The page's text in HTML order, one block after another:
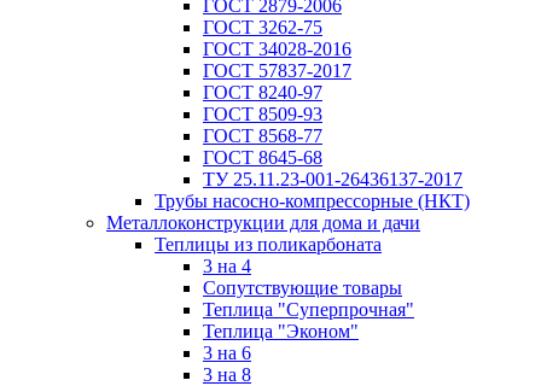
ГОСТ 2879-2006
ГОСТ 3262-75
ГОСТ 34028-2016
ГОСТ 57837-2017
ГОСТ 8240-97
ГОСТ 8509-93
ГОСТ 8568-77
ГОСТ 8645-68
ТУ 25.11.23-001-26436137-2017
Трубы насосно-компрессорные (НКТ)
Металлоконструкции для дома и дачи
Теплицы из поликарбоната
3 на 4
Сопутствующие товары
Теплица "Суперпрочная"
Теплица "Эконом"
3 на 6
3 на 8